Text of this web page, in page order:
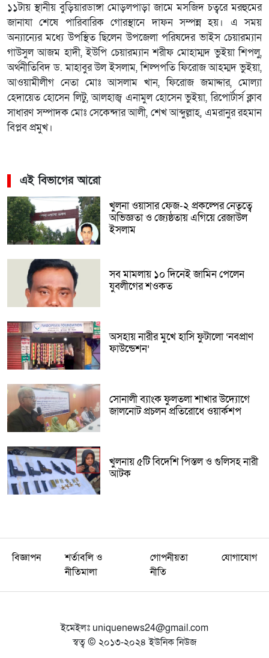
১১টায় স্থানীয় বুড়িয়ারডাঙ্গা মোড়লপাড়া জামে মসজিদ চত্বরে মরহুমের
জানাযা শেষে পারিবারিক গোরস্থানে দাফন সম্পন্ন হয়। এ সময়
অন্যান্যের মধ্যে উপস্থিত ছিলেন উপজেলা পরিষদের ভাইস চেয়ারম্যান
গাউসুল আজম হাদী, ইউপি চেয়ারম্যান শরীফ মোহাম্মদ ভুইয়া শিপলু,
অর্থনীতিবিদ ড. মাহাবুর উল ইসলাম, শিল্পপতি ফিরোজ আহম্মদ ভুইয়া,
আওয়ামীলীগ নেতা মোঃ আসলাম খান, ফিরোজ জমাদ্দার, মোল্যা
হেদায়েত হোসেন লিটু, আলহাজ্ব এনামুল হোসেন ভুইয়া, রিপোর্টার্স ক্লাব
সাধারণ সম্পাদক মোঃ সেকেন্দার আলী, শেখ আব্দুল্লাহ, এমরানুর রহমান
বিপ্লব প্রমুখ।
এই বিভাগের আরো
খুলনা ওয়াসার ফেজ-২ প্রকল্পের নেতৃত্বে
অভিজ্ঞতা ও জ্যেষ্ঠতায় এগিয়ে রেজাউল
ইসলাম
সব মামলায় ১০ দিনেই জামিন পেলেন
যুবলীগের শওকত
অসহায় নারীর মুখে হাসি ফুটালো ‘নবপ্রাণ
ফাউন্ডেশন’
সোনালী ব্যাংক ফুলতলা শাখার উদ্যোগে
জালনোট প্রচলন প্রতিরোধে ওয়ার্কশপ
খুলনায় ৫টি বিদেশি পিস্তল ও গুলিসহ নারী
আটক
বিজ্ঞাপন
শর্তাবলি ও
নীতিমালা
গোপনীয়তা
নীতি
যোগাযোগ
ইমেইলঃ uniquenews24@gmail.com
স্বত্ব © ২০১৩-২০২৪ ইউনিক নিউজ